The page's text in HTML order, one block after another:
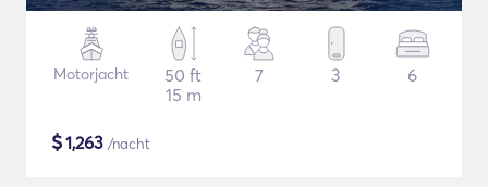
Motorjacht
50 ft
15 m
7 3 6
$1,263 /nacht